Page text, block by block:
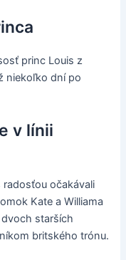
princ Louis z
niekoľko dní po
v línii
radosťou očakávali
Kate a Williama
starších
britského trónu.